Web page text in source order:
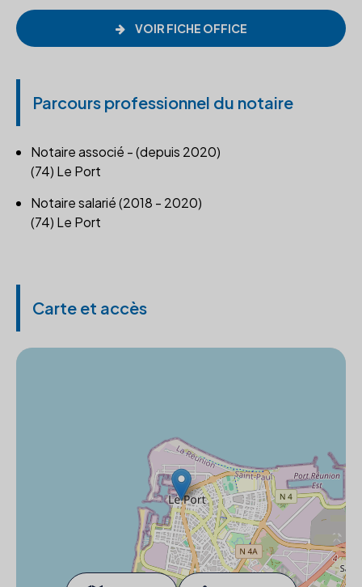
VOIR FICHE OFFICE
Parcours professionnel du notaire
Notaire associé - (depuis 2020)
(74) Le Port
Notaire salarié (2018 - 2020)
(74) Le Port
Carte et accès